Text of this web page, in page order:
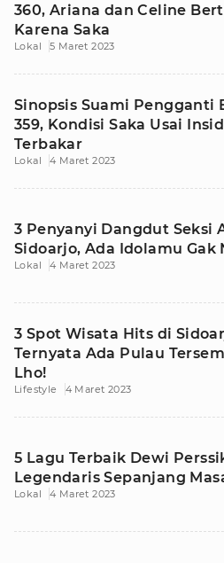
360, Ariana dan Celine
Karena Saka
Lokal 5 Maret 2023
Sinopsis Suami Pengganti
359, Kondisi Saka Usai
Terbakar
Lokal 4 Maret 2023
3 Penyanyi Dangdut Seksi
Sidoarjo, Ada Idolamu Gak
Lokal 4 Maret 2023
3 Spot Wisata Hits di
Ternyata Ada Pulau
Lho!
Lifestyle 4 Maret 2023
5 Lagu Terbaik Dewi
Legendaris Sepanjang
Lokal 4 Maret 2023